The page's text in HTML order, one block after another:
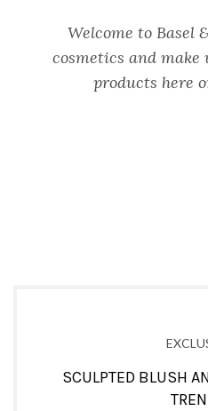
Welcome to Basel
cosmetics and make
products here
SCULPTED BLUSH